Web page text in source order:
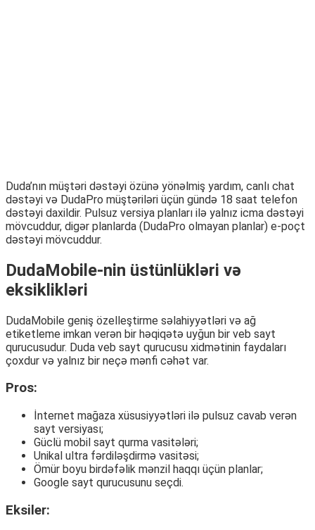
Duda’nın müştəri dəstəyi özünə yönəlmiş yardım, canlı chat
dəstəyi və DudaPro müştəriləri üçün gündə 18 saat telefon
dəstəyi daxildir. Pulsuz versiya planları ilə yalnız icma dəstəyi
mövcuddur, digər planlarda (DudaPro olmayan planlar) e-poçt
dəstəyi mövcuddur.
DudaMobile-nin üstünlükləri və
eksiklikləri
DudaMobile geniş özelleştirme səlahiyyətləri və ağ
etiketleme imkan verən bir həqiqətə uyğun bir veb sayt
qurucusudur. Duda veb sayt qurucusu xidmətinin faydaları
çoxdur və yalnız bir neçə mənfi cəhət var.
Pros:
İnternet mağaza xüsusiyyətləri ilə pulsuz cavab verən
sayt versiyası;
Güclü mobil sayt qurma vasitələri;
Unikal ultra fərdiləşdirmə vasitəsi;
Ömür boyu birdəfəlik mənzil haqqı üçün planlar;
Google sayt qurucusunu seçdi.
Eksiler: